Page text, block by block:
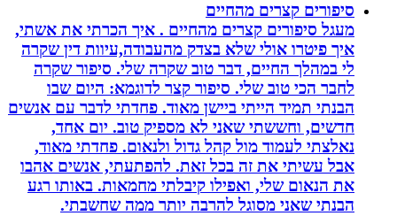
סיפורים קצרים מהחיים
מעגל סיפורים קצרים מהחיים . איך הכרתי את אשתי,
איך פיטרו אולי שלא בצדק מהעבודה,עיוות דין שקרה
לי במהלך החיים, דבר טוב שקרה שלי. סיפור שקרה
לחבר הכי טוב שלי. סיפור קצר לדוגמא: היום שבו
הבנתי תמיד הייתי ביישן מאוד. פחדתי לדבר עם אנשים
חדשים, וחששתי שאני לא מספיק טוב. יום אחד,
נאלצתי לעמוד מול קהל גדול ולנאום. פחדתי מאוד,
אבל עשיתי את זה בכל זאת. להפתעתי, אנשים אהבו
את הנאום שלי, ואפילו קיבלתי מחמאות. באותו רגע
הבנתי שאני מסוגל להרבה יותר ממה שחשבתי.